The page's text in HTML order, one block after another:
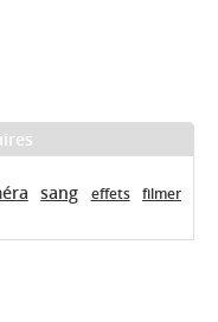
sang effets
filmer